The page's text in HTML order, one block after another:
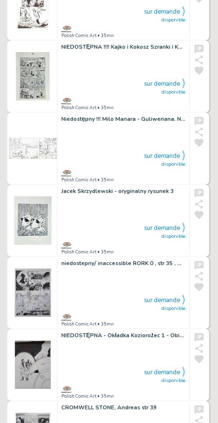
Polish Comic Art• 35mn
disponible
sur demande
NIEDOSTĘPNA !!!! Kajko i Kokosz Szranki i Konkury !!! Janusz Christa !!!
Polish Comic Art• 35mn
disponible
sur demande
Niedostępny !!! Milo Manara - Guliweriana. Niedostępny !!!
Polish Comic Art• 35mn
disponible
sur demande
Jacek Skrzydlewski - oryginalny rysunek 3
Polish Comic Art• 35mn
disponible
sur demande
niedostepny/ inaccessible RORK 0 , str 35 , Andreas
Polish Comic Art• 35mn
disponible
sur demande
NIEDOSTĘPNA - Okładka Koziorożec 1 - Obiekt. Andreas - KOMPLET - zapytaj o cenę - NIEDOSTĘPNA !!
Polish Comic Art• 35mn
disponible
sur demande
CROMWELL STONE, Andreas str 39